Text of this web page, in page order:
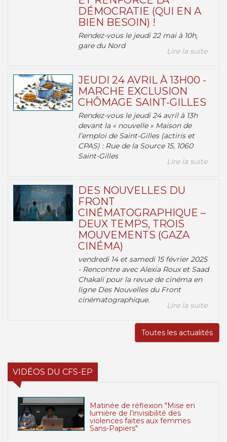
DÉMOCRATIE (QUI EN A
BIEN BESOIN) !
Rendez-vous le jeudi 22 mai à 10h,
gare du Nord
Lire la suite
JEUDI 24 AVRIL À 13H00 -
MARCHE EXCLUSION
CHÔMAGE SAINT-GILLES
Rendez-vous le jeudi 24 avril à 13h
devant la « nouvelle » Maison de
l’emploi de Saint-Gilles (actiris et
CPAS) : Rue de la Source 15, 1060
Saint-Gilles
Lire la suite
DES NOUVELLES DU
FRONT
CINÉMATOGRAPHIQUE –
DEUX TEMPS, TROIS
MOUVEMENTS (GAZA
CINÉMA)
vendredi 14 et samedi 15 février 2025
- Rencontre avec Alexia Roux et Saad
Chakali pour la revue de cinéma en
ligne Des Nouvelles du Front
cinématographique.
Lire la suite
Toutes les actualités
VIDÉOS DU CFS-EP
Matinée de réflexion "Mise en
lumière de l’invisibilité des
violences faites aux femmes
Sans-Papiers"